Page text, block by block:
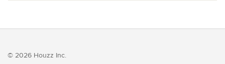
© 2026 Houzz Inc.